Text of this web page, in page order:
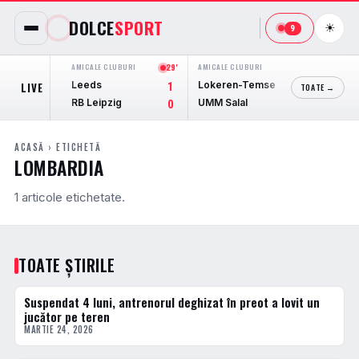
DOLCESPORT 9 ☀
LIVE
AMICALE CLUBURI
29'
Leeds
1
RB Leipzig 0
AMICALE CLUBURI
Lokeren-Temse
1
UMM Salal
ADO
TOATE →
ACASĂ › ETICHETĂ
LOMBARDIA
1 articole etichetate.
TOATE ȘTIRILE
FOTBAL EXTERN
Suspendat 4 luni, antrenorul deghizat în preot a lovit un
jucător pe teren
MARTIE 24, 2026